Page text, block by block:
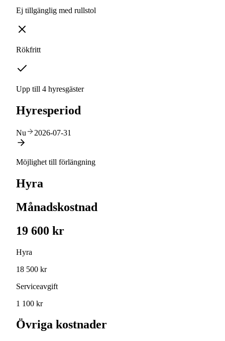
Ej tillgänglig med rullstol
Rökfritt
Upp till 4 hyresgäster
Hyresperiod
Nu 2026-07-31
Möjlighet till förlängning
Hyra
Månadskostnad
19 600 kr
Hyra
18 500 kr
Serviceavgift
1 100 kr
Övriga kostnader